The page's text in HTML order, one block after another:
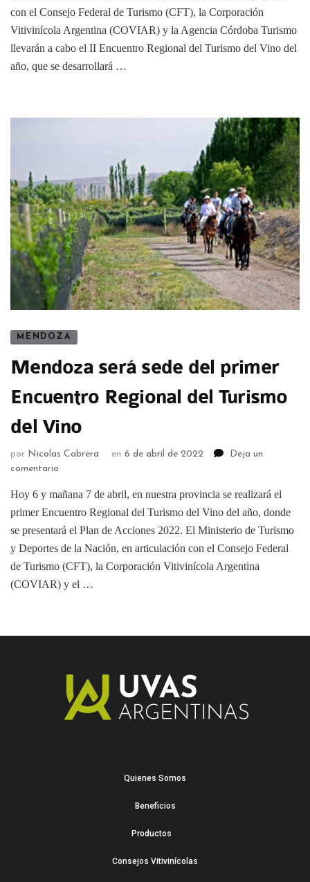
con el Consejo Federal de Turismo (CFT), la Corporación
Vitivinícola Argentina (COVIAR) y la Agencia Córdoba Turismo
llevarán a cabo el II Encuentro Regional del Turismo del Vino del
año, que se desarrollará …
MENDOZA
Mendoza será sede del primer
Encuentro Regional del Turismo
del Vino
por Nicolas Cabrera en 6 de abril de 2022
Deja un
comentario
Hoy 6 y mañana 7 de abril, en nuestra provincia se realizará el
primer Encuentro Regional del Turismo del Vino del año, donde
se presentará el Plan de Acciones 2022. El Ministerio de Turismo
y Deportes de la Nación, en articulación con el Consejo Federal
de Turismo (CFT), la Corporación Vitivinícola Argentina
(COVIAR) y el …
Quienes Somos
Beneficios
Productos
Consejos Vitivinícolas